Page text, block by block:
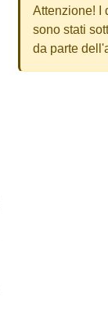
Attenzione! I
sono stati
da parte